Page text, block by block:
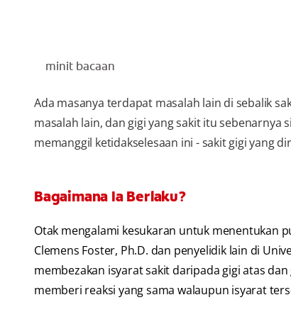
minit bacaan
Ada masanya terdapat masalah lain di sebalik
masalah lain, dan gigi yang sakit itu
memanggil ketidakselesaan ini - sakit gigi yang
Bagaimana Ia Berlaku?
Otak mengalami kesukaran untuk menentukan
Clemens Foster, Ph.D. dan penyelidik lain di
membezakan isyarat sakit daripada gigi atas
memberi reaksi yang sama walaupun isyarat